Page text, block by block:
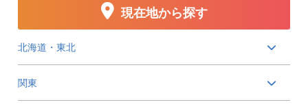
北海道・東北
関東
現在地から探す